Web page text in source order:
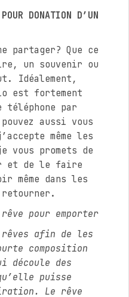
DONATION D’UN
partager? Que ce
un souvenir ou
Idéalement,
est fortement
téléphone par
aussi vous
même les
vous promets de
et de le faire
même dans les
pour emporter
afin de les
composition
découle des
puisse
Le rêve